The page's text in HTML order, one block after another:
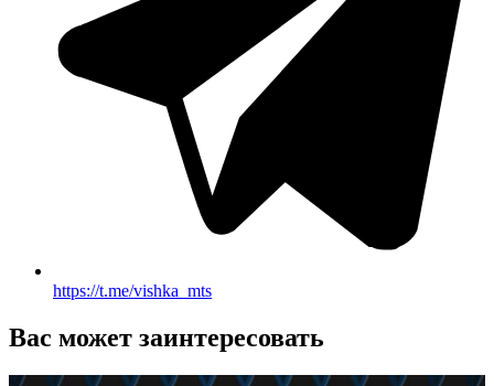
https://t.me/vishka_mts
Вас может заинтересовать